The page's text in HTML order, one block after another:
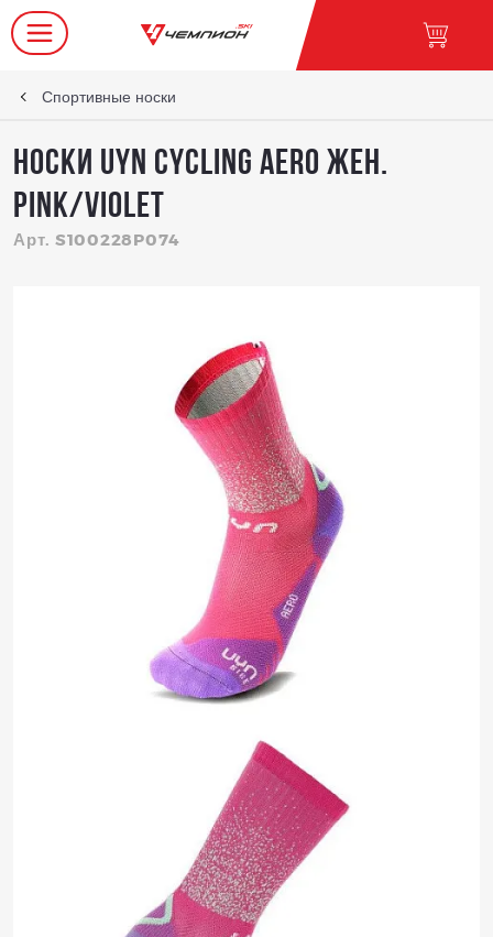
Спортивные носки
Носки UYN Cycling Aero жен.
Pink/Violet
Арт. S100228P074